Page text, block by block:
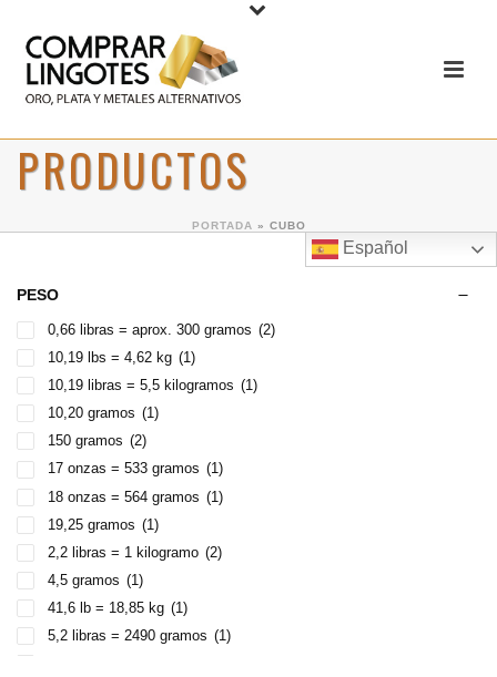
PRODUCTOS
PORTADA » CUBO
Español
PESO
0,66 libras = aprox. 300 gramos (2)
10,19 lbs = 4,62 kg (1)
10,19 libras = 5,5 kilogramos (1)
10,20 gramos (1)
150 gramos (2)
17 onzas = 533 gramos (1)
18 onzas = 564 gramos (1)
19,25 gramos (1)
2,2 libras = 1 kilogramo (2)
4,5 gramos (1)
41,6 lb = 18,85 kg (1)
5,2 libras = 2490 gramos (1)